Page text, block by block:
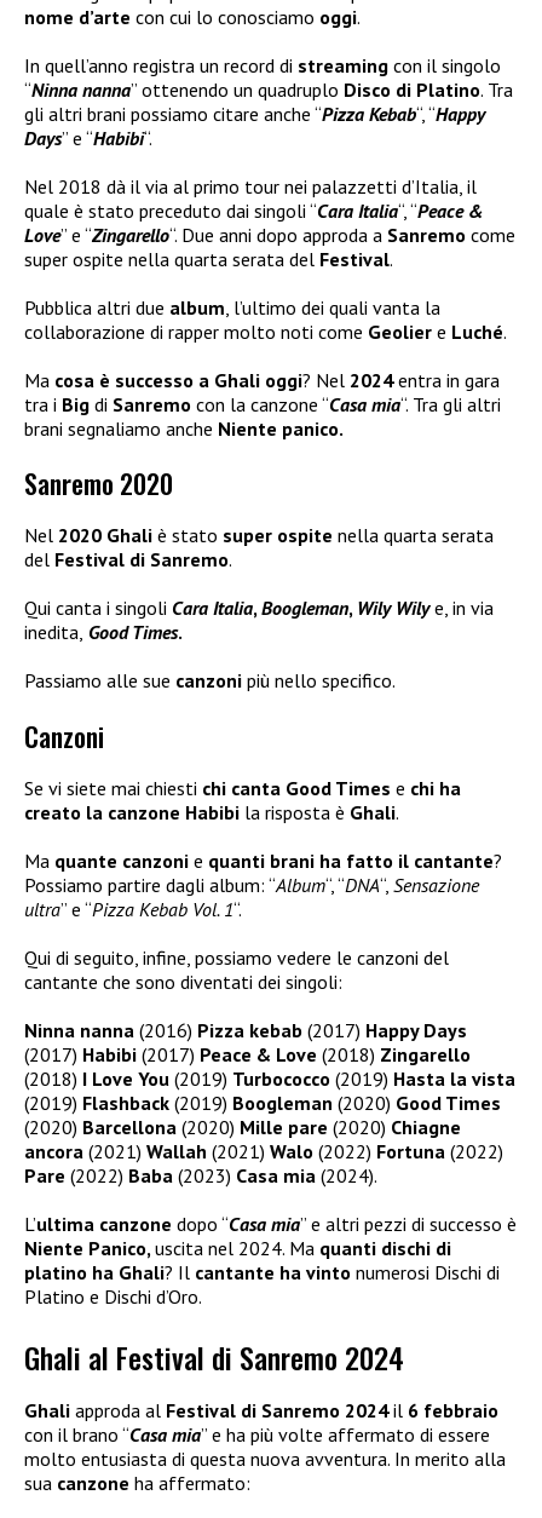
nome d’arte con cui lo conosciamo oggi.
In quell’anno registra un record di streaming con il singolo
“Ninna nanna” ottenendo un quadruplo Disco di Platino. Tra
gli altri brani possiamo citare anche “Pizza Kebab“, “Happy
Days” e “Habibi“.
Nel 2018 dà il via al primo tour nei palazzetti d’Italia, il
quale è stato preceduto dai singoli “Cara Italia“, “Peace &
Love” e “Zingarello“. Due anni dopo approda a Sanremo come
super ospite nella quarta serata del Festival.
Pubblica altri due album , l’ultimo dei quali vanta la
collaborazione di rapper molto noti come Geolier e Luché.
Ma cosa è successo a Ghali oggi? Nel 2024entra in gara
tra i Big di Sanremo con la canzone “Casa mia“. Tra gli altri
brani segnaliamo anche Niente panico.
Sanremo 2020
Nel 2020 Ghali è stato super ospite nella quarta serata
del Festival di Sanremo.
Qui canta i singoli Cara Italia,Boogleman, Wily Wilye, in via
inedita, Good Times.
Passiamo alle sue canzoni più nello specifico.
Canzoni
Se vi siete mai chiesti chi canta Good Times e chi ha
creato la canzone Habibi la risposta è Ghali.
Ma quante canzoni e quanti brani ha fatto il cantante?
Possiamo partire dagli album: “Album“, “DNA“, Sensazione
ultra” e “Pizza Kebab Vol. 1“.
Qui di seguito, infine, possiamo vedere le canzoni del
cantante che sono diventati dei singoli:
Ninna nanna (2016) Pizza kebab (2017) Happy Days
(2017) Habibi (2017) Peace & Love (2018) Zingarello
(2018) I Love You (2019) Turbococco (2019) Hasta la vista
(2019) Flashback (2019) Boogleman (2020) Good Times
(2020) Barcellona (2020) Mille pare (2020) Chiagne
ancora (2021) Wallah (2021) Walo (2022) Fortuna (2022)
Pare (2022) Baba (2023) Casa mia (2024).
L’ultima canzone dopo “Casa mia” e altri pezzi di successo è
Niente Panico, uscita nel 2024. Ma quanti dischi di
platino ha Ghali? Il cantante ha vinto numerosi Dischi di
Platino e Dischi d’Oro.
Ghali al Festival di Sanremo 2024
Ghali approda al Festival di Sanremo 2024il 6 febbraio
con il brano “Casa mia” e ha più volte affermato di essere
molto entusiasta di questa nuova avventura. In merito alla
sua canzone ha affermato: